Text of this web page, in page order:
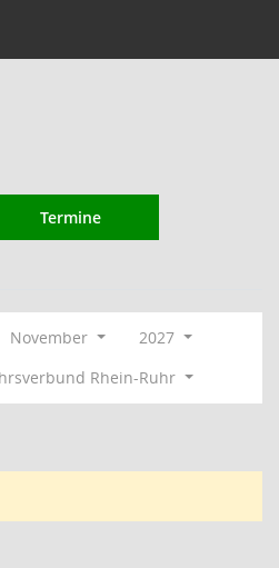
Termine
November
2027
Rhein-Ruhr